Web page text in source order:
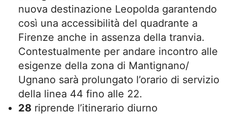
nuova destinazione Leopolda garantendo
così una accessibilità del quadrante a
Firenze anche in assenza della tranvia.
Contestualmente per andare incontro alle
esigenze della zona di Mantignano/
Ugnano sarà prolungato l’orario di servizio
della linea 44 fino alle 22.
28 riprende l’itinerario diurno